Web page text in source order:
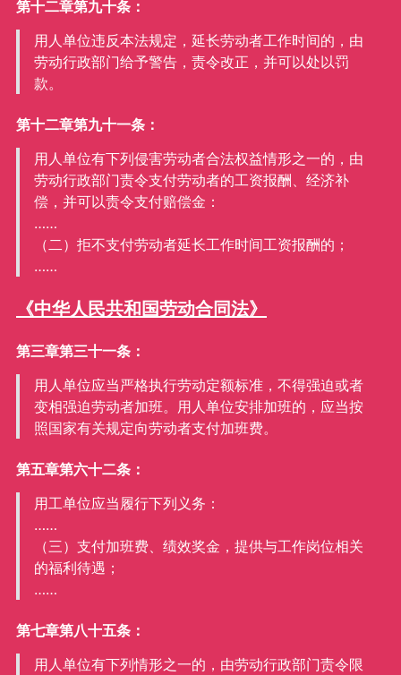
第十二章第九十条：
用人单位违反本法规定，延长劳动者工作时间的，由
劳动行政部门给予警告，责令改正，并可以处以罚
款。
第十二章第九十一条：
用人单位有下列侵害劳动者合法权益情形之一的，由
劳动行政部门责令支付劳动者的工资报酬、经济补
偿，并可以责令支付赔偿金：
……
（二）拒不支付劳动者延长工作时间工资报酬的；
……
《中华人民共和国劳动合同法》
第三章第三十一条：
用人单位应当严格执行劳动定额标准，不得强迫或者
变相强迫劳动者加班。用人单位安排加班的，应当按
照国家有关规定向劳动者支付加班费。
第五章第六十二条：
用工单位应当履行下列义务：
……
（三）支付加班费、绩效奖金，提供与工作岗位相关
的福利待遇；
……
第七章第八十五条：
用人单位有下列情形之一的，由劳动行政部门责令限